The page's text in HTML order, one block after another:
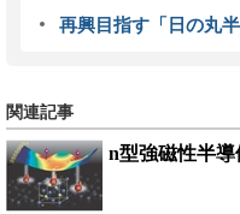
再興目指す「日の丸
関連記事
n型強磁性半